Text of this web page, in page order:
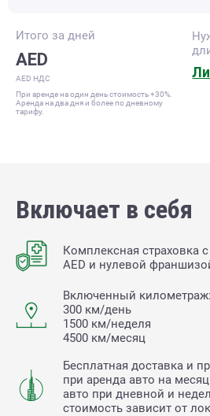
Итого за дней
AED
AED НДС
При аренде на один день стоимость +30%.
Аренда на два дня и более по дневному
тарифу.
Включает в себя
Комплексная страховка
AED и нулевой
Включенный километраж:
300 км/день
1500 км/неделя
4500 км/месяц
Бесплатная доставка и
при аренда авто на
авто при дневной и
стоимость зависит от